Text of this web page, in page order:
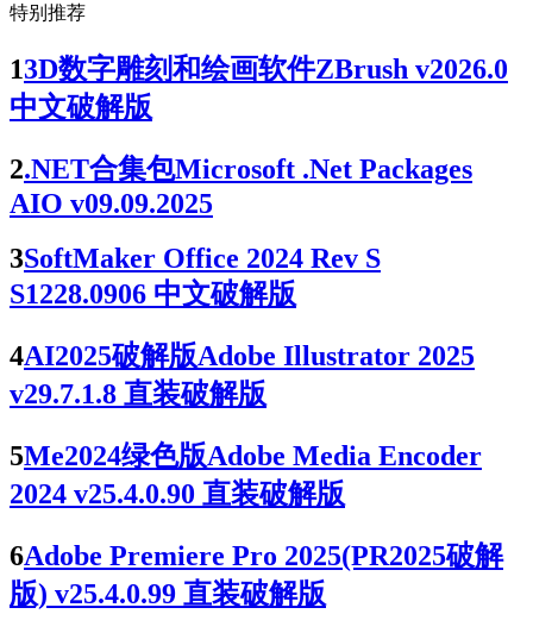
特别推荐
13D数字雕刻和绘画软件ZBrush v2026.0
中文破解版
2.NET合集包Microsoft .Net Packages
AIO v09.09.2025
3SoftMaker Office 2024 Rev S
S1228.0906 中文破解版
4AI2025破解版Adobe Illustrator 2025
v29.7.1.8 直装破解版
5Me2024绿色版Adobe Media Encoder
2024 v25.4.0.90 直装破解版
6Adobe Premiere Pro 2025(PR2025破解
版) v25.4.0.99 直装破解版